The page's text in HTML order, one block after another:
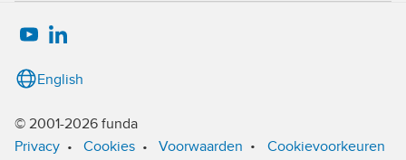
© 2001-2026 funda
Privacy • Cookies • Voorwaarden • Cookievoorkeuren
English